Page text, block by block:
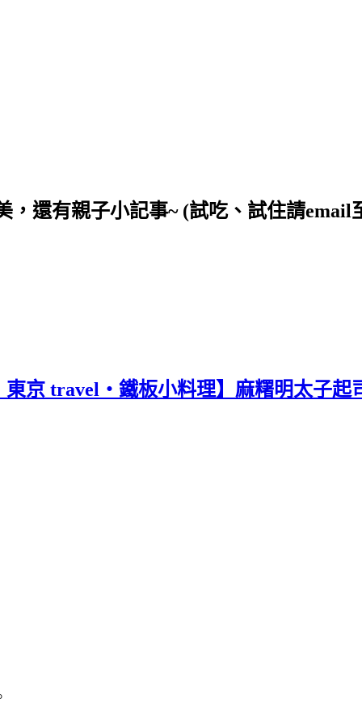
還有親子小記事~ (試吃、試住請email
京 travel‧鐵板小料理】麻糬明太子起